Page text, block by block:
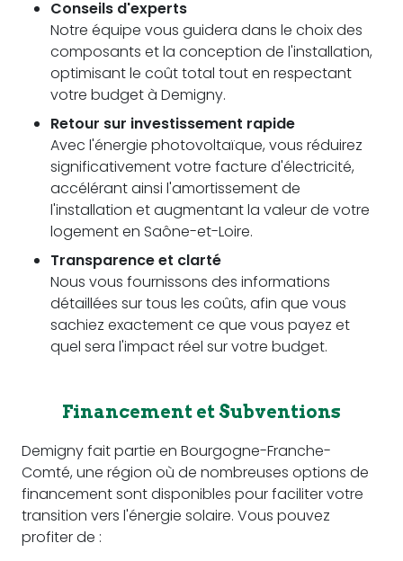
Conseils d'experts
Notre équipe vous guidera dans le choix des
composants et la conception de l'installation,
optimisant le coût total tout en respectant
votre budget à Demigny.
Retour sur investissement rapide
Avec l'énergie photovoltaïque, vous réduirez
significativement votre facture d'électricité,
accélérant ainsi l'amortissement de
l'installation et augmentant la valeur de votre
logement en Saône-et-Loire.
Transparence et clarté
Nous vous fournissons des informations
détaillées sur tous les coûts, afin que vous
sachiez exactement ce que vous payez et
quel sera l'impact réel sur votre budget.
Financement et Subventions
Demigny fait partie en Bourgogne-Franche-
Comté, une région où de nombreuses options de
financement sont disponibles pour faciliter votre
transition vers l'énergie solaire. Vous pouvez
profiter de :